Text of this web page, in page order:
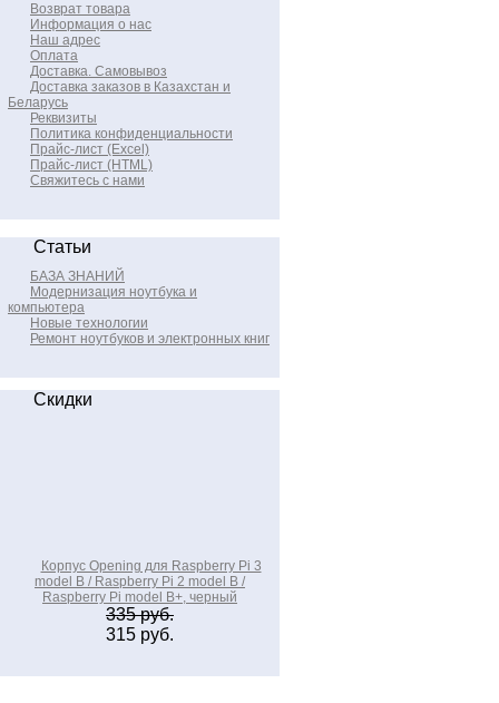
Возврат товара
Информация о нас
Наш адрес
Оплата
Доставка. Самовывоз
Доставка заказов в Казахстан и
Беларусь
Реквизиты
Политика конфиденциальности
Прайс-лист (Excel)
Прайс-лист (HTML)
Свяжитесь с нами
Статьи
БАЗА ЗНАНИЙ
Модернизация ноутбука и
компьютера
Новые технологии
Ремонт ноутбуков и электронных книг
Скидки
Корпус Opening для Raspberry Pi 3
model B / Raspberry Pi 2 model B /
Raspberry Pi model B+, черный
335 руб.
315 руб.